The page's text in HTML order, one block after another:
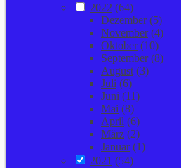
2022 (64)
Dezember(5)
November(4)
Oktober(10)
September(8)
August (3)
Juli (6)
Juni (11)
Mai (8)
April (6)
März (2)
Januar(1)
2021 (54)